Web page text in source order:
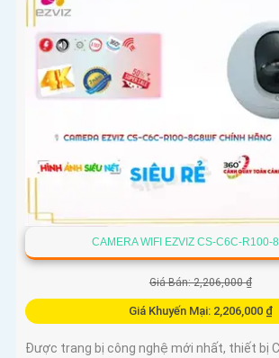
CAMERA WIFI EZVIZ CS-C6C-R100-
Giá Bán: 2,206,000 ₫
Giá Khuyến Mại: 2,206,000 ₫
Được trang bị công nghệ mới nhất, thiết bị